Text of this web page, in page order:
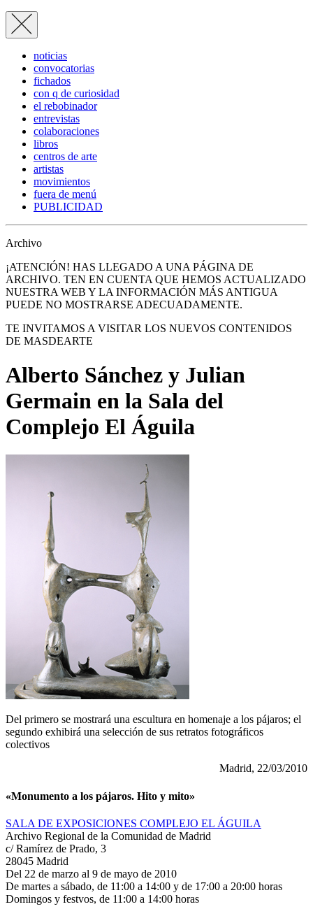
noticias
convocatorias
fichados
con q de curiosidad
el rebobinador
entrevistas
colaboraciones
libros
centros de arte
artistas
movimientos
fuera de menú
PUBLICIDAD
Archivo
¡ATENCIÓN! HAS LLEGADO A UNA PÁGINA DE
ARCHIVO. TEN EN CUENTA QUE HEMOS ACTUALIZADO
NUESTRA WEB Y LA INFORMACIÓN MÁS ANTIGUA
PUEDE NO MOSTRARSE ADECUADAMENTE.
TE INVITAMOS A VISITAR LOS NUEVOS CONTENIDOS
DE MASDEARTE
Alberto Sánchez y Julian
Germain en la Sala del
Complejo El Águila
Del primero se mostrará una escultura en homenaje a los pájaros; el
segundo exhibirá una selección de sus retratos fotográficos
colectivos
Madrid, 22/03/2010
«Monumento a los pájaros. Hito y mito»
SALA DE EXPOSICIONES COMPLEJO EL ÁGUILA
Archivo Regional de la Comunidad de Madrid
c/ Ramírez de Prado, 3
28045 Madrid
Del 22 de marzo al 9 de mayo de 2010
De martes a sábado, de 11:00 a 14:00 y de 17:00 a 20:00 horas
Domingos y festvos, de 11:00 a 14:00 horas